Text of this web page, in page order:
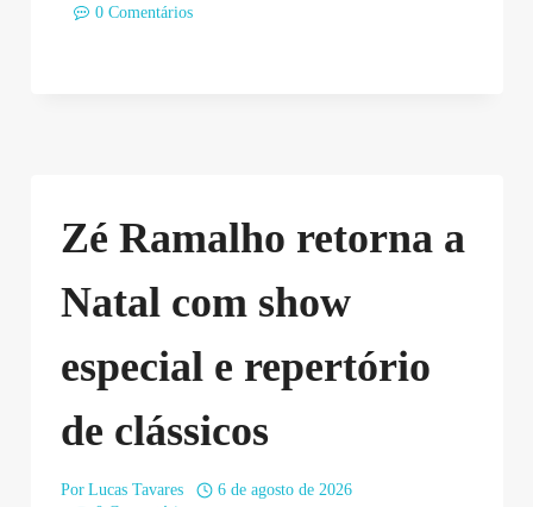
0 Comentários
Zé Ramalho retorna a
Natal com show
especial e repertório
de clássicos
Por Lucas Tavares
6 de agosto de 2026